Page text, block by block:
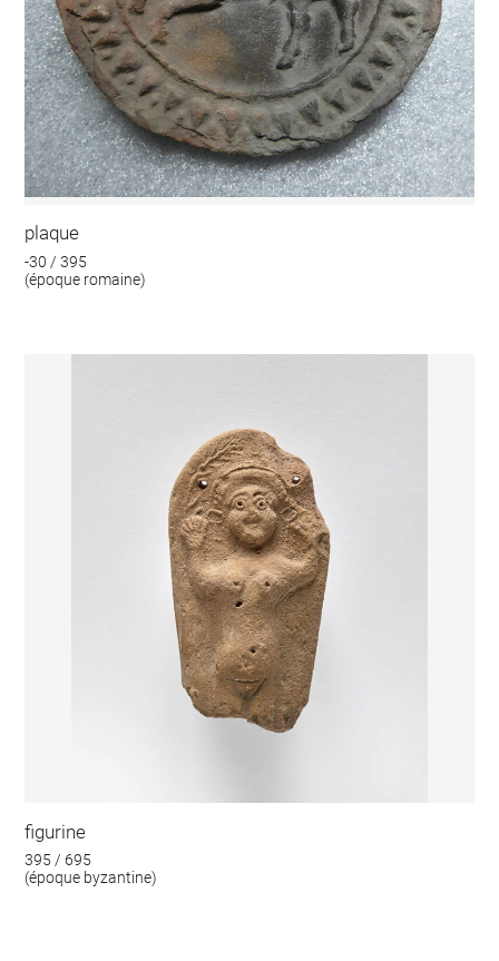
plaque
-30 / 395
(époque romaine)
figurine
395 / 695
(époque byzantine)